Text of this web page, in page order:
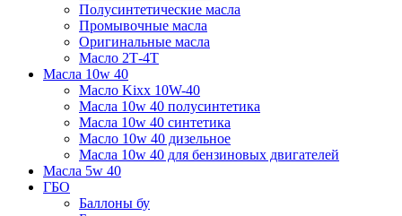
Полусинтетические масла
Промывочные масла
Оригинальные масла
Масло 2Т-4Т
Масла 10w 40
Mасло Kixx 10W-40
Масла 10w 40 полусинтетика
Масла 10w 40 синтетика
Масло 10w 40 дизельное
Масла 10w 40 для бензиновых двигателей
Масла 5w 40
ГБО
Баллоны бу